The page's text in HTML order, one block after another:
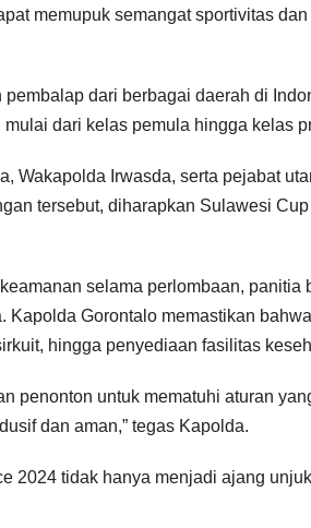
memupuk semangat sportivitas
dari berbagai daerah di
dari kelas pemula hingga kelas
Wakapolda Irwasda, serta pejabat
tersebut, diharapkan Sulawesi
selama perlombaan,
Kapolda Gorontalo memastikan
hingga penyediaan fasilitas
penonton untuk mematuhi aturan
dan aman,” tegas Kapolda.
2024 tidak hanya menjadi ajang